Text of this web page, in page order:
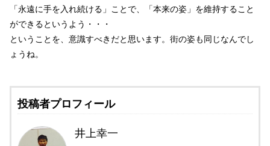
「永遠に手を入れ続ける」ことで、「本来の姿」を維持すること
ができるというよう・・・
ということを、意識すべきだと思います。街の姿も同じなんでし
ょうね。
投稿者プロフィール
井上幸一